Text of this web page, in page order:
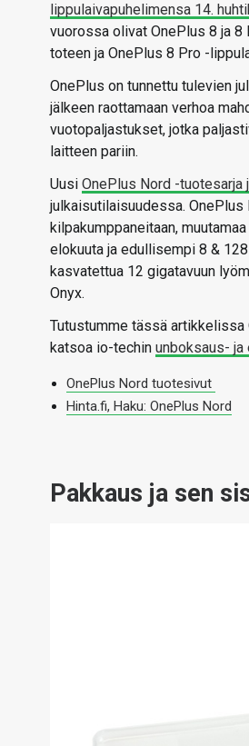
lippulaivapuhelimensa 14.
vuorossa olivat OnePlus 8 ja 8
toteen ja OnePlus 8 Pro -
OnePlus on tunnettu tulevien
jälkeen raottamaan verhoa
vuotopaljastukset, jotka
laitteen pariin.
Uusi OnePlus Nord -tuotesarja
julkaisutilaisuudessa. OnePlus
kilpakumppaneitaan,
elokuuta ja edullisempi 8 &
kasvatettua 12 gigatavuun
Onyx.
Tutustumme tässä
katsoa io-techin unboksaus- ja
OnePlus Nord tuotesivut
Hinta.fi, Haku: OnePlus Nord
Pakkaus ja sen